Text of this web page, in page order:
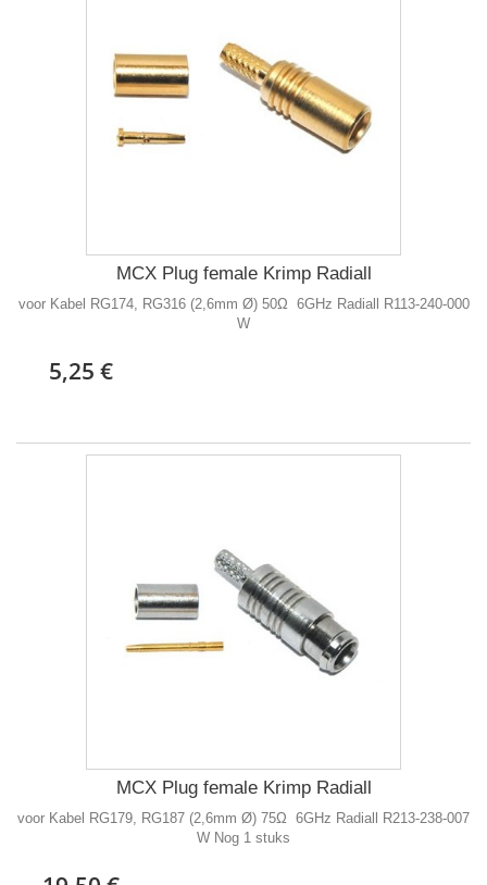
MCX Plug female Krimp Radiall
voor Kabel RG174, RG316 (2,6mm Ø) 50Ω 6GHz Radiall R113-240-000
W
5,25 €
MCX Plug female Krimp Radiall
voor Kabel RG179, RG187 (2,6mm Ø) 75Ω 6GHz Radiall R213-238-007
W Nog 1 stuks